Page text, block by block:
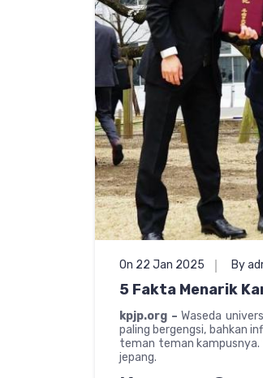
On 22 Jan 2025 By
5 Fakta Menarik
kpjp.org –Waseda
paling bergengsi, bahkan
teman teman kampusnya.
jepang.